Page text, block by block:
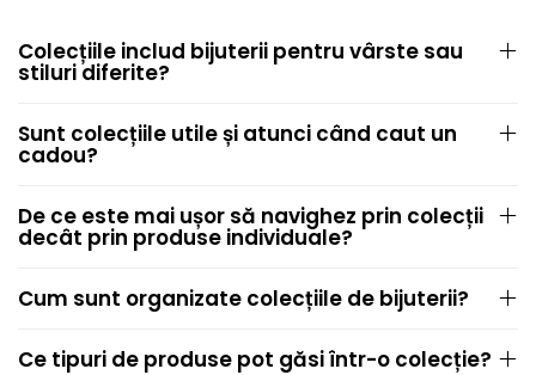
Colecțiile includ bijuterii pentru vârste sau
stiluri diferite?
Sunt colecțiile utile și atunci când caut un
cadou?
De ce este mai ușor să navighez prin colecții
decât prin produse individuale?
Cum sunt organizate colecțiile de bijuterii?
Ce tipuri de produse pot găsi într-o colecție?